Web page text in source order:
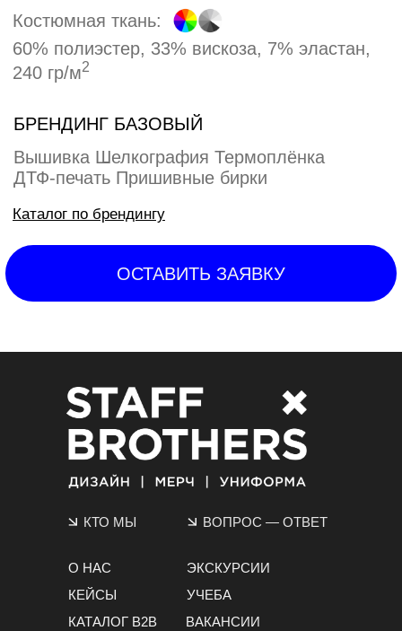
О НАС
КЕЙСЫ
КАТАЛОГ B2B
ЭКСКУРСИИ
УЧЕБА
ВАКАНСИИ
КТО МЫ ВОПРОС — ОТВЕТ